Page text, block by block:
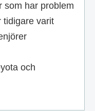
som har problem
tidigare varit
och